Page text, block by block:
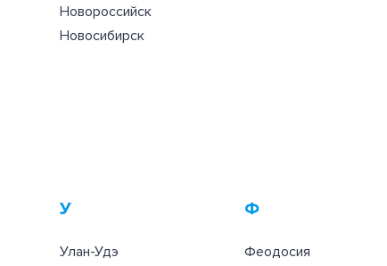
Новороссийск
Новосибирск
У
Улан-Удэ
Ф
Феодосия